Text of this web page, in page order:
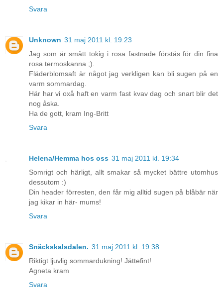
Svara
Unknown 31 maj 2011 kl. 19:23
Jag som är smått tokig i rosa fastnade förstås för din fina
rosa termoskanna ;).
Fläderblomsaft är något jag verkligen kan bli sugen på en
varm sommardag.
Här har vi oxå haft en varm fast kvav dag och snart blir det
nog åska.
Ha de gott, kram Ing-Britt
Svara
Helena/Hemma hos oss 31 maj 2011 kl. 19:34
Somrigt och härligt, allt smakar så mycket bättre utomhus
dessutom :)
Din header förresten, den får mig alltid sugen på blåbär när
jag kikar in här- mums!
Svara
Snäckskalsdalen. 31 maj 2011 kl. 19:38
Riktigt ljuvlig sommardukning! Jättefint!
Agneta kram
Svara